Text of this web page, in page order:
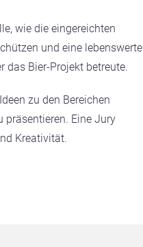
wie die eingereichten
und eine lebenswerte
das Bier-Projekt betreute.
zu den Bereichen
präsentieren. Eine Jury
Kreativität.